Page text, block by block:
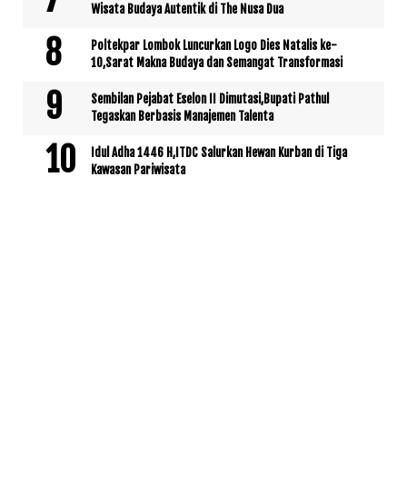
Wisata Budaya Autentik di The Nusa Dua
Poltekpar Lombok Luncurkan Logo Dies Natalis ke-
10,Sarat Makna Budaya dan Semangat Transformasi
Sembilan Pejabat Eselon II Dimutasi,Bupati Pathul
Tegaskan Berbasis Manajemen Talenta
Idul Adha 1446 H,ITDC Salurkan Hewan Kurban di Tiga
Kawasan Pariwisata